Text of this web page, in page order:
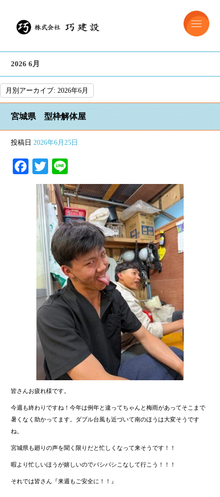
2026 6月
月別アーカイブ: 2026年6月
宮城県 型枠解体屋
投稿日 2026年6月25日
Facebook
Twitter
皆さんお疲れ様です。
今週も終わりですね！今年は例年と違ってちゃんと梅雨があってそこまで
暑くなく助かってます。ダブル台風も近づいて南のほうは大変そうです
ね。
宮城県も廻りの声を聞く限りだと忙しくなって来そうです！！
暇より忙しいほうが嬉しいのでバシバシこなして行こう！！！
それでは皆さん『来週もご安全に！！』